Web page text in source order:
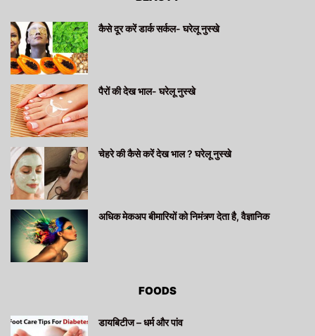
कैसे दूर करें डार्क सर्कल- घरेलू नुस्खे
पैरों की देख भाल- घरेलू नुस्खे
चेहरे की कैसे करें देख भाल ? घरेलू नुस्खे
अधिक मेकअप बीमारियों को निमंत्र्ण देता है, वैज्ञानिक
FOODS
डायबिटीज – धर्म और पांव